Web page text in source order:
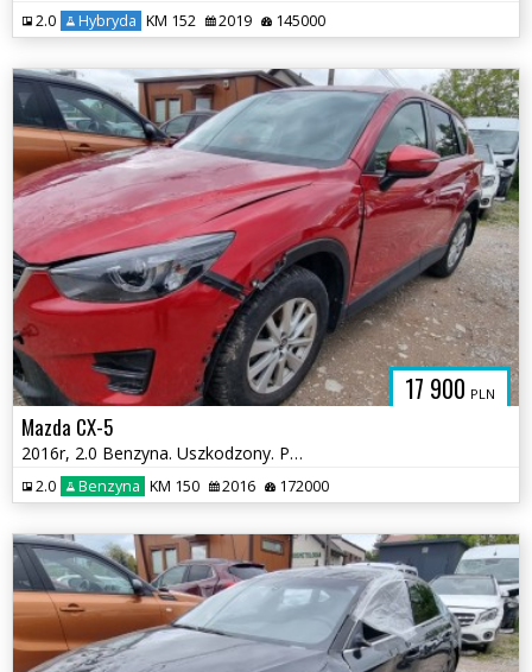
2.0 Hybryda KM 152 2019 145000
17 900 PLN
Mazda CX-5
2016r, 2.0 Benzyna. Uszkodzony. Poobijany. Jeździ
2.0 Benzyna KM 150 2016 172000